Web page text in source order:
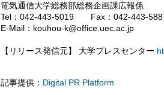
電気通信大学総務部総務企画課広報係
Tel：042-443-5019 Fax：042-443-
E-Mail：kouhou-k@office.uec.ac.jp
【リリース発信元】 大学プレスセンター
記事提供： Digital PR Platform